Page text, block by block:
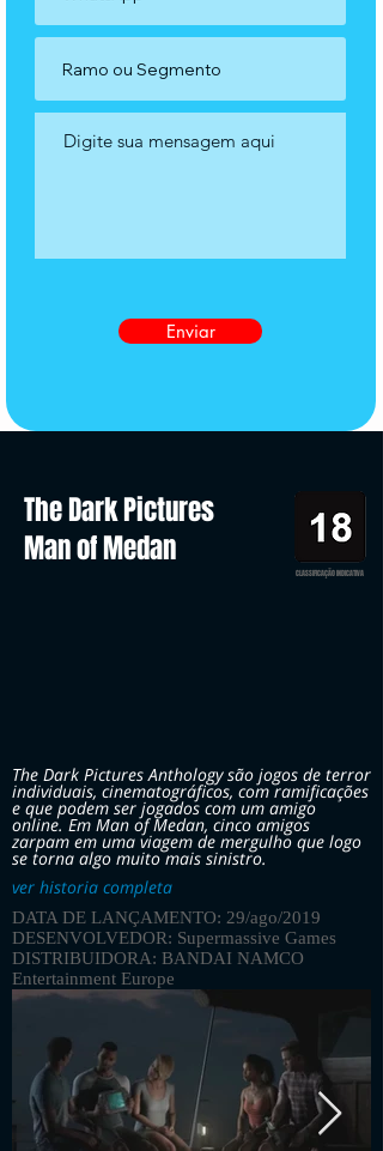
Enviar
The Dark Pictures
Man of Medan
CLASSIFICAÇÃO INDICATIVA
The Dark Pictures Anthology são jogos de terror
individuais, cinematográficos, com ramificações
e que podem ser jogados com um amigo
online. Em Man of Medan, cinco amigos
zarpam em uma viagem de mergulho que logo
se torna algo muito mais sinistro.
ver historia completa
DATA DE LANÇAMENTO: 29/ago/2019
DESENVOLVEDOR: Supermassive Games
DISTRIBUIDORA: BANDAI NAMCO
Entertainment Europe